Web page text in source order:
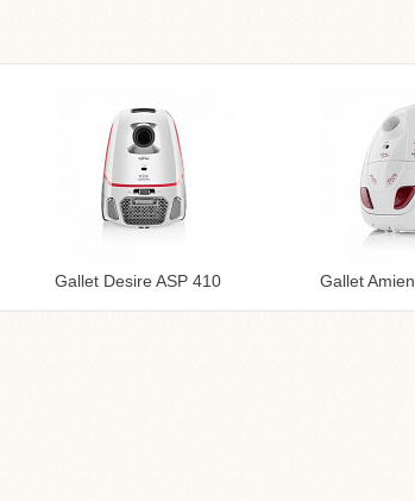
Gallet Desire ASP 410 Gallet